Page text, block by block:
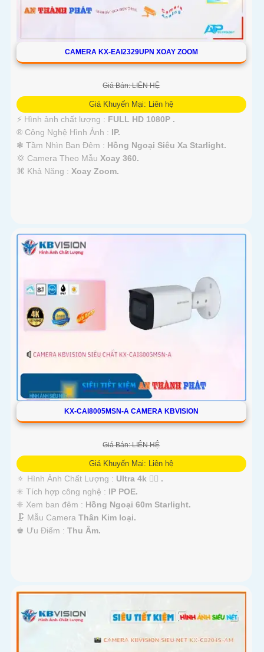
CAMERA KX-EAI2329UPN XOAY ZOOM
Giá Bán: LIÊN HỆ
Giá Khuyến Mại: Liên hệ
️⚡ Hình ảnh chất lượng : FULL HD 1080P .
®️ Công Nghệ Hình Ảnh : IP.
❃ Tầm Nhìn Ban Đêm : Hồng Ngoại Siêu Xa Starlight.
💢 Camera Theo Mẫu Xoay 360.
️⌘ Khả Năng : Xoay Zoom.
KX-CAI8005MSN-A CAMERA KBVISION
Giá Bán: LIÊN HỆ
Giá Khuyến Mại: Liên hệ
🔅 Hình Ành Chất Lượng : Ultra 4k 👍🏾 .
✳️ Tích hợp công nghệ : IP POE.
❈ Xem ban đêm : Hồng Ngoại 60m Starlight.
🗜️ Mẫu Camera Thân Kim loại.
️♚ Ưu Điểm : Thu Âm.